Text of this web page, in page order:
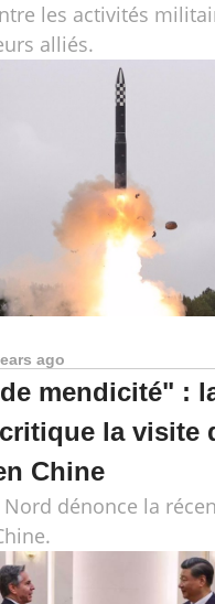
les activités
alliés.
ago
mendicité" :
la visite
Chine
Nord dénonce la